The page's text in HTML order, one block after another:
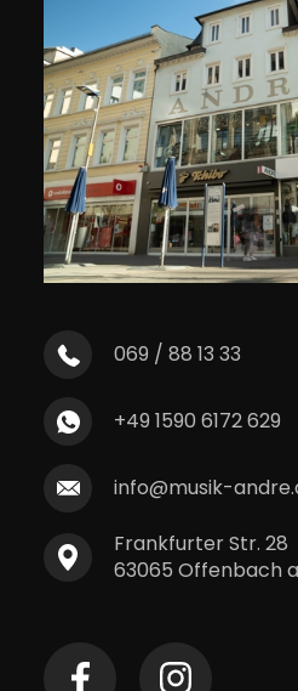
069 / 88 13 33
+49 1590 6172 629
info@musik-
Frankfurter Str. 28
63065 Offenbach